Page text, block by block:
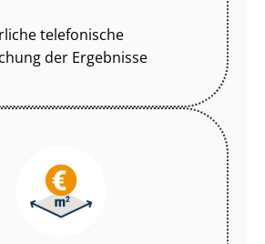
telefonische
der Ergebnisse